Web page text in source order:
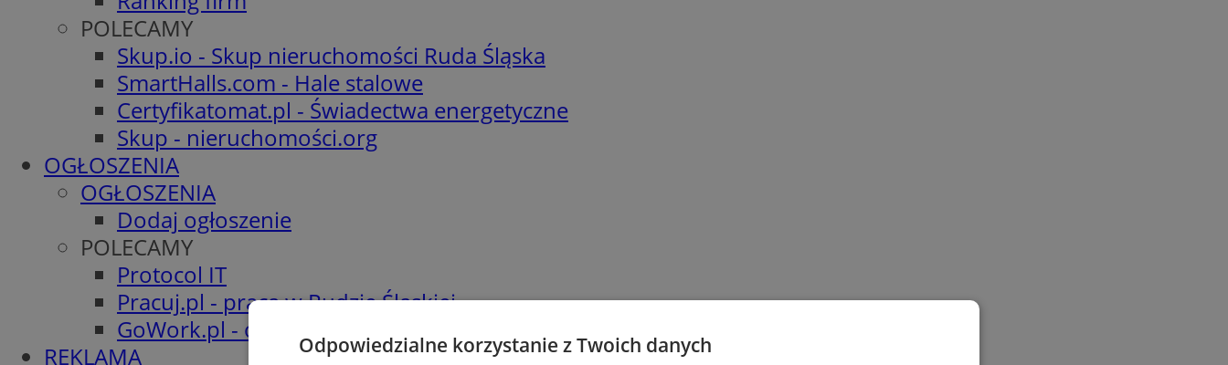
POLECAMY
Skup.io - Skup nieruchomości Ruda Śląska
SmartHalls.com - Hale stalowe
Certyfikatomat.pl - Świadectwa energetyczne
Skup - nieruchomości.org
OGŁOSZENIA
OGŁOSZENIA
Dodaj ogłoszenie
POLECAMY
Protocol IT
Pracuj.pl - praca w Rudzie Śląskiej
GoWork.pl - oferty pracy
REKLAMA
Odpowiedzialne korzystanie z Twoich danych